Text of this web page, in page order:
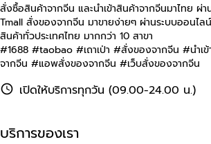
สั่งซื้อสินค้าจากจีน และนำเข้าสินค้าจากจีนมาไทย ผ่า
Tmall สั่งของจากจีน มาขายง่ายๆ ผ่านระบบออนไ
สินค้าทั่วประเทศไทย มากกว่า 10 สาขา
#1688 #taobao #เถาเป่า #สั่งของจากจีน #นําเ
จากจีน #แอพสั่งของจากจีน #เว็บสั่งของจากจีน
เปิดให้บริการทุกวัน (09.00-24.00 น.)
บริการของเรา